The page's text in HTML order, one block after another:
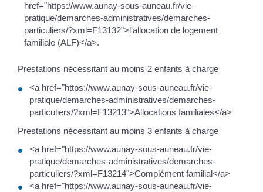
href="https://www.aunay-sous-auneau.fr/vie-
pratique/demarches-administratives/demarches-
particuliers/?xml=F13132">l'allocation de logement
familiale (ALF)</a>.
Prestations nécessitant au moins 2 enfants à charge
<a href="https://www.aunay-sous-auneau.fr/vie-
pratique/demarches-administratives/demarches-
particuliers/?xml=F13213">Allocations familiales</a>
Prestations nécessitant au moins 3 enfants à charge
<a href="https://www.aunay-sous-auneau.fr/vie-
pratique/demarches-administratives/demarches-
particuliers/?xml=F13214">Complément familial</a>
<a href="https://www.aunay-sous-auneau.fr/vie-